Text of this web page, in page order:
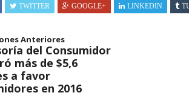
TWITTER GOOGLE+ LINKEDIN
Anteriores
del Consumidor
más de $5,6
a favor
en 2016